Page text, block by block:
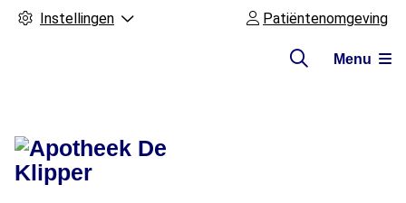
Instellingen Patiëntenomgeving
Menu